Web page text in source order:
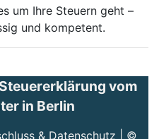
um Ihre Steuern geht –
und kompetent.
vom
in Berlin
& Datenschutz | ©